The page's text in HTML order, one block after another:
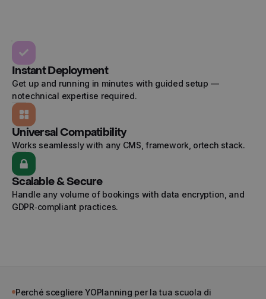
Instant Deployment
Get up and running in minutes with guided setup —
notechnical expertise required.
Universal Compatibility
Works seamlessly with any CMS, framework, ortech stack.
Scalable & Secure
Handle any volume of bookings with data encryption, and
GDPR‑compliant practices.
Perché scegliere YOPlanning per la tua scuola di